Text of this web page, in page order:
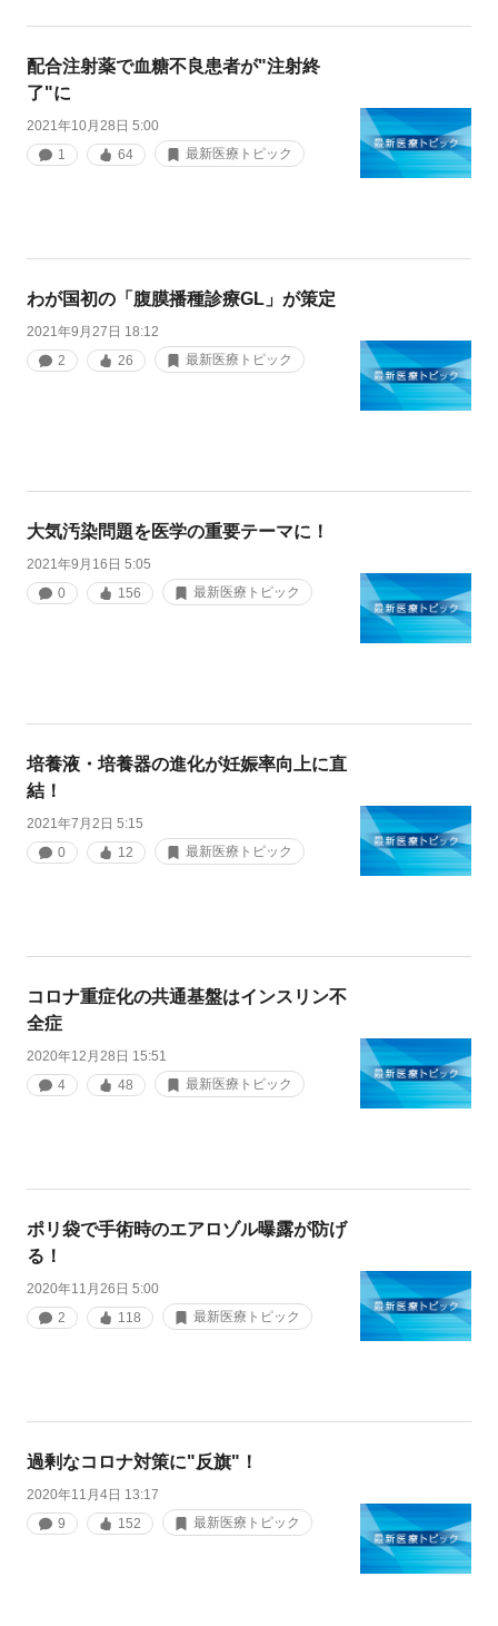
配合注射薬で血糖不良患者が"注射終
了"に
2021年10月28日 5:00
1
64 最新医療トピック
わが国初の「腹膜播種診療GL」が策定
2021年9月27日 18:12
2
26 最新医療トピック
大気汚染問題を医学の重要テーマに！
2021年9月16日 5:05
0
156 最新医療トピック
培養液・培養器の進化が妊娠率向上に直
結！
2021年7月2日 5:15
0
12 最新医療トピック
コロナ重症化の共通基盤はインスリン不
全症
2020年12月28日 15:51
4
48 最新医療トピック
ポリ袋で手術時のエアロゾル曝露が防げ
る！
2020年11月26日 5:00
2
118 最新医療トピック
過剰なコロナ対策に"反旗"！
2020年11月4日 13:17
9
152 最新医療トピック